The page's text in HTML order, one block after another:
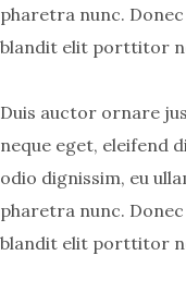
pharetra nunc.
blandit elit porttitor
Duis auctor ornare
neque eget, eleifend
odio dignissim, eu
pharetra nunc.
blandit elit porttitor